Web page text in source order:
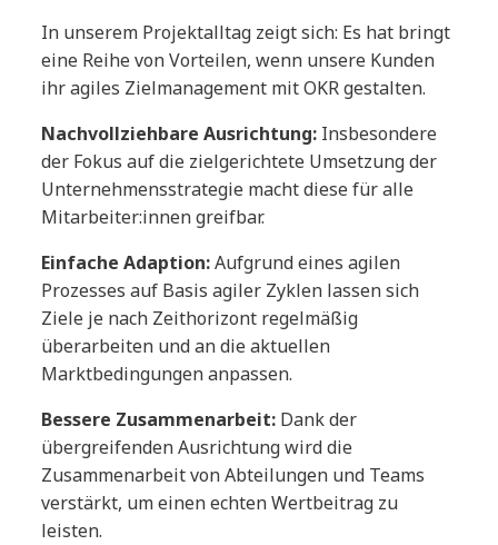
In unserem Projektalltag zeigt sich: Es hat bringt
eine Reihe von Vorteilen, wenn unsere Kunden
ihr agiles Zielmanagement mit OKR gestalten.
Nachvollziehbare Ausrichtung: Insbesondere
der Fokus auf die zielgerichtete Umsetzung der
Unternehmensstrategie macht diese für alle
Mitarbeiter:innen greifbar.
Einfache Adaption:Aufgrund eines agilen
Prozesses auf Basis agiler Zyklen lassen sich
Ziele je nach Zeithorizont regelmäßig
überarbeiten und an die aktuellen
Marktbedingungen anpassen.
Bessere Zusammenarbeit: Dank der
übergreifenden Ausrichtung wird die
Zusammenarbeit von Abteilungen und Teams
verstärkt, um einen echten Wertbeitrag zu
leisten.